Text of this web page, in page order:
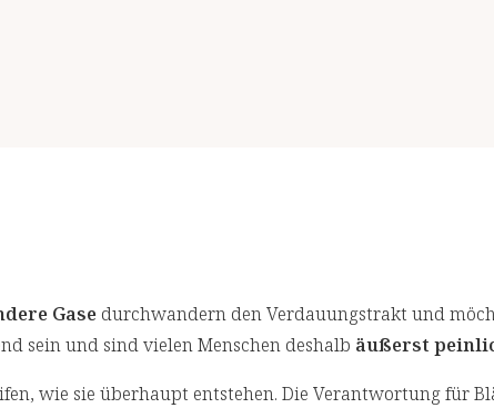
Gase durchwandern den Verdauungstrakt und
sein und sind vielen Menschen deshalb äußerst
wie sie überhaupt entstehen. Die Verantwortung für